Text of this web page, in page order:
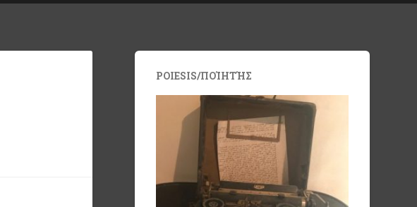
POIESIS/ΠΟΊΗΤΉΣ